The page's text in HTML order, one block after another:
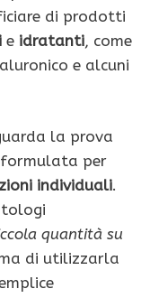
di prodotti
e idratanti, come
e alcuni
la prova
formulata per
individuali.
quantità su
di utilizzarla